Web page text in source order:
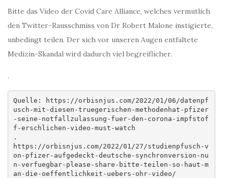
Bitte das Video der Covid Care Alliance, welches vermutlich
den Twitter-Rausschmiss von Dr Robert Malone instigierte,
unbedingt teilen. Der sich vor unseren Augen entfaltete
Medizin-Skandal wird dadurch viel begreiflicher.
.
Quelle: https://orbisnjus.com/2022/01/06/datenpf
usch-mit-diesen-truegerischen-methodenhat-pfizer
-seine-notfallzulassung-fuer-den-corona-impfstof
f-erschlichen-video-must-watch
.
https://orbisnjus.com/2022/01/27/studienpfusch-v
on-pfizer-aufgedeckt-deutsche-synchronversion-nu
n-verfuegbar-please-share-bitte-teilen-so-haut-m
an-die-oeffentlichkeit-uebers-ohr-video/